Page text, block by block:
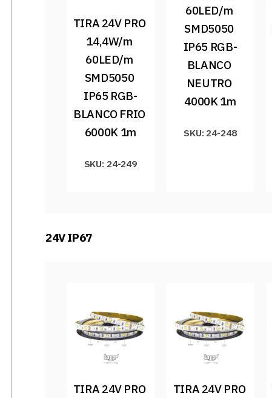
TIRA 24V PRO
14,4W/m
60LED/m
SMD5050
IP65 RGB-
BLANCO FRIO
6000K 1m
SKU: 24-249
60LED/m
SMD5050
IP65 RGB-
BLANCO
NEUTRO
4000K 1m
SKU: 24-248
24V IP67
TIRA 24V PRO TIRA 24V PRO